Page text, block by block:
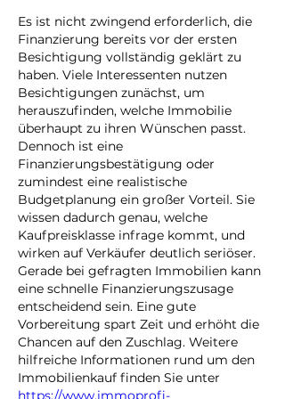
Es ist nicht zwingend erforderlich, die
Finanzierung bereits vor der ersten
Besichtigung vollständig geklärt zu
haben. Viele Interessenten nutzen
Besichtigungen zunächst, um
herauszufinden, welche Immobilie
überhaupt zu ihren Wünschen passt.
Dennoch ist eine
Finanzierungsbestätigung oder
zumindest eine realistische
Budgetplanung ein großer Vorteil. Sie
wissen dadurch genau, welche
Kaufpreisklasse infrage kommt, und
wirken auf Verkäufer deutlich seriöser.
Gerade bei gefragten Immobilien kann
eine schnelle Finanzierungszusage
entscheidend sein. Eine gute
Vorbereitung spart Zeit und erhöht die
Chancen auf den Zuschlag. Weitere
hilfreiche Informationen rund um den
https://www.immoprofi-